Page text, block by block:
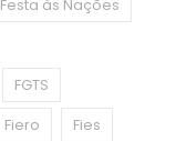
Festa às Nações
FGTS
Fiero
Fies